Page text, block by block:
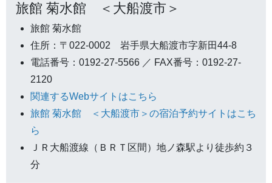
旅館 菊水館 ＜大船渡市＞
旅館 菊水館
住所：〒022-0002 岩手県大船渡市字新田44-8
電話番号：0192-27-5566 ／ FAX番号：0192-27-
2120
関連するWebサイトはこちら
旅館 菊水館 ＜大船渡市＞の宿泊予約サイトはこち
ら
ＪＲ大船渡線（ＢＲＴ区間）地ノ森駅より徒歩約３
分